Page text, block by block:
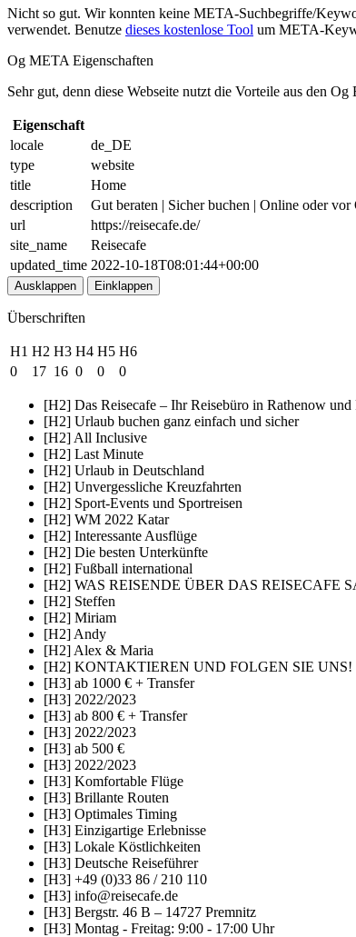
Nicht so gut. Wir konnten keine META-Suchbegriffe/
verwendet. Benutze dieses kostenlose Tool um META-
Og META Eigenschaften
Sehr gut, denn diese Webseite nutzt die Vorteile aus den Og
Eigenschaft
locale
de_DE
type
website
title
Home
description
Gut beraten | Sicher buchen | Online oder
url
https://reisecafe.de/
site_name
Reisecafe
updated_time 2022-10-18T08:01:44+00:00
Ausklappen Einklappen
Überschriften
H1 H2 H3 H4 H5 H6
0
17 16 0 0 0
[H2] Das Reisecafe – Ihr Reisebüro in Rathenow und
[H2] Urlaub buchen ganz einfach und sicher
[H2] All Inclusive
[H2] Last Minute
[H2] Urlaub in Deutschland
[H2] Unvergessliche Kreuzfahrten
[H2] Sport-Events und Sportreisen
[H2] WM 2022 Katar
[H2] Interessante Ausflüge
[H2] Die besten Unterkünfte
[H2] Fußball international
[H2] WAS REISENDE ÜBER DAS REISECAFE
[H2] Steffen
[H2] Miriam
[H2] Andy
[H2] Alex & Maria
[H2] KONTAKTIEREN UND FOLGEN SIE UNS!
[H3] ab 1000 € + Transfer
[H3] 2022/2023
[H3] ab 800 € + Transfer
[H3] 2022/2023
[H3] ab 500 €
[H3] 2022/2023
[H3] Komfortable Flüge
[H3] Brillante Routen
[H3] Optimales Timing
[H3] Einzigartige Erlebnisse
[H3] Lokale Köstlichkeiten
[H3] Deutsche Reiseführer
[H3] +49 (0)33 86 / 210 110
[H3] info@reisecafe.de
[H3] Bergstr. 46 B – 14727 Premnitz
[H3] Montag - Freitag: 9:00 - 17:00 Uhr